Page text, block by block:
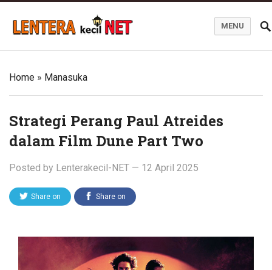
MENU
Home » Manasuka
Strategi Perang Paul Atreides
dalam Film Dune Part Two
Posted by Lenterakecil-NET — 12 April 2025
Share on Share on